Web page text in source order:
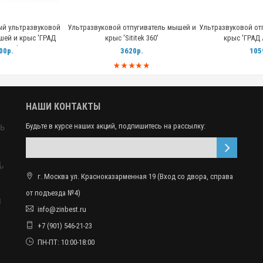
ультразвуковой
и крыс 'ГРАД
3Д'
Ультразвуковой отпугиватель мышей и
крыс 'Sititek 360'
3620р.
Ультразвуковой
крыс 'ГРАД
НАШИ КОНТАКТЫ
Будьте в курсе наших акций, подпишитесь на рассылку:
г. Москва ул. Красноказарменная 19 (Вход со двора, справа
от подъезда №4)
info@zinbest.ru
+7 (901) 546-21-23
ПН-ПТ: 10:00-18:00